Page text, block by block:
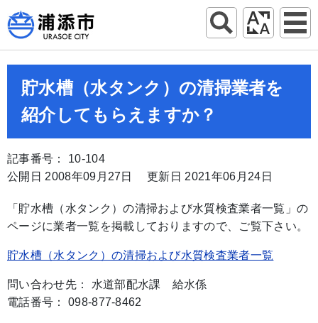
貯水槽（水タンク）の清掃業者を
紹介してもらえますか？
記事番号： 10-104
公開日 2008年09月27日
更新日 2021年06月24日
「貯水槽（水タンク）の清掃および水質検査業者一覧」の
ページに業者一覧を掲載しておりますので、ご覧下さい。
貯水槽（水タンク）の清掃および水質検査業者一覧
問い合わせ先： 水道部配水課 給水係
電話番号： 098-877-8462